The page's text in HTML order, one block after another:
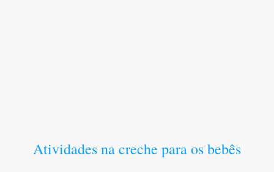
Atividades na creche para os bebês